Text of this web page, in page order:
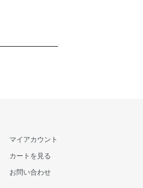
マイアカウント
カートを見る
お問い合わせ